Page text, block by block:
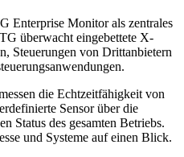
Enterprise Monitor als zentrales
überwacht eingebettete X-
Steuerungen von Drittanbietern
die Echtzeitfähigkeit von
Sensor über die
Status des gesamten Betriebs.
und Systeme auf einen Blick.